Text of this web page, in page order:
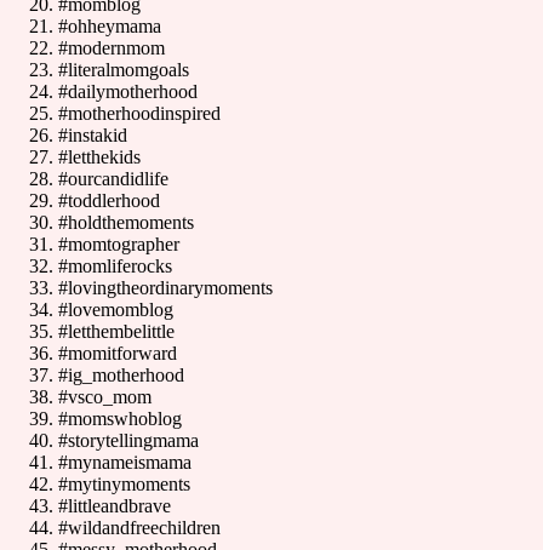
#ohheymama
#modernmom
#literalmomgoals
#dailymotherhood
#motherhoodinspired
#instakid
#letthekids
#ourcandidlife
#toddlerhood
#holdthemoments
#momtographer
#momliferocks
#lovingtheordinarymoments
#lovemomblog
#letthembelittle
#momitforward
#ig_motherhood
#vsco_mom
#momswhoblog
#storytellingmama
#mynameismama
#mytinymoments
#littleandbrave
#wildandfreechildren